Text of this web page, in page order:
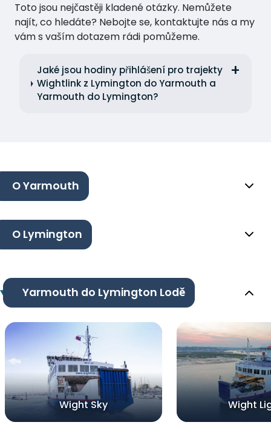
Toto jsou nejčastěji kladené otázky. Nemůžete
najít, co hledáte? Nebojte se, kontaktujte nás a my
vám s vaším dotazem rádi pomůžeme.
Jaké jsou hodiny přihlášení pro trajekty
Wightlink z Lymington do Yarmouth a
Yarmouth do Lymington?
O Yarmouth
O Lymington
Yarmouth do Lymington Lodě
Wight Sky Wight